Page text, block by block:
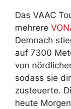
Das VAAC
mehrere
Demnach
auf 7300
von
sodass sie
zusteuerte.
heute